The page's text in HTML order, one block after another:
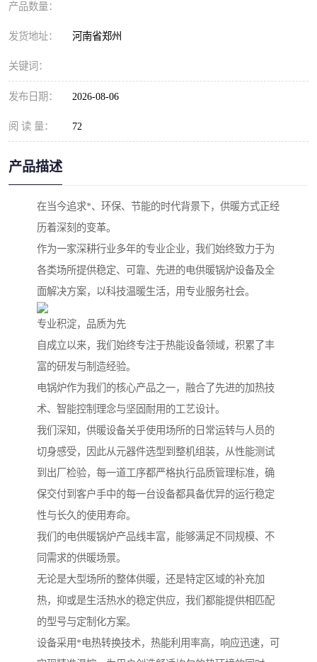
产品数量：
发货地址： 河南省郑州
关键词：
发布日期： 2026-08-06
阅 读 量： 72
产品描述
在当今追求*、环保、节能的时代背景下，供暖方式正经
历着深刻的变革。
作为一家深耕行业多年的专业企业，我们始终致力于为
各类场所提供稳定、可靠、先进的电供暖锅炉设备及全
面解决方案，以科技温暖生活，用专业服务社会。
专业积淀，品质为先
自成立以来，我们始终专注于热能设备领域，积累了丰
富的研发与制造经验。
电锅炉作为我们的核心产品之一，融合了先进的加热技
术、智能控制理念与坚固耐用的工艺设计。
我们深知，供暖设备关乎使用场所的日常运转与人员的
切身感受，因此从元器件选型到整机组装，从性能测试
到出厂检验，每一道工序都严格执行品质管理标准，确
保交付到客户手中的每一台设备都具备优异的运行稳定
性与长久的使用寿命。
我们的电供暖锅炉产品线丰富，能够满足不同规模、不
同需求的供暖场景。
无论是大型场所的整体供暖，还是特定区域的补充加
热，抑或是生活热水的稳定供应，我们都能提供相匹配
的型号与定制化方案。
设备采用*电热转换技术，热能利用率高，响应迅速，可